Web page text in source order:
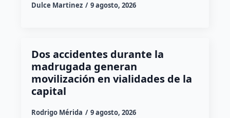
Dulce Martinez 9 agosto, 2026
Dos accidentes durante la
madrugada generan
movilización en vialidades de la
capital
Rodrigo Mérida 9 agosto, 2026